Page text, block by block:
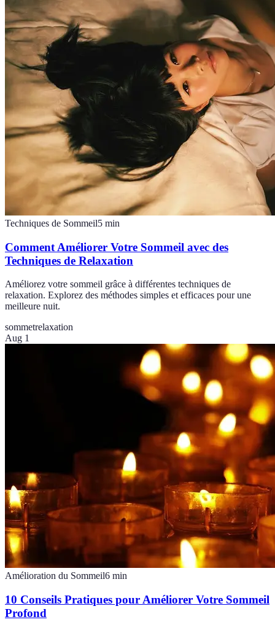
Techniques de Sommeil5 min
Comment Améliorer Votre Sommeil avec des
Techniques de Relaxation
Améliorez votre sommeil grâce à différentes techniques de
relaxation. Explorez des méthodes simples et efficaces pour une
meilleure nuit.
sommetrelaxation
Aug 1
Amélioration du Sommeil6 min
10 Conseils Pratiques pour Améliorer Votre Sommeil
Profond